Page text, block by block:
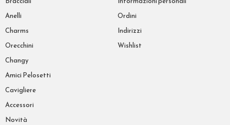
Anelli
Charms
Orecchini
Changy
Amici Pelosetti
Cavigliere
Accessori
Novità
Ordini
Indirizzi
Wishlist